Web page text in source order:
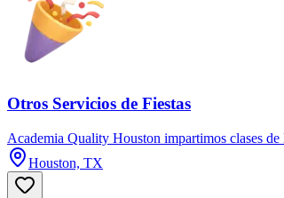
Otros Servicios de Fiestas
Academia Quality Houston impartimos clases
Houston, TX